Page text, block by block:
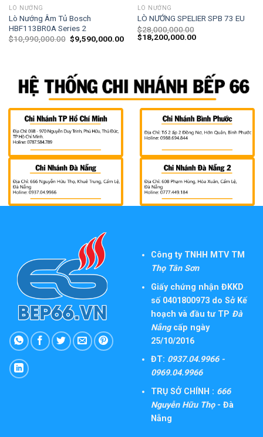
LÒ NƯỚNG
Lò Nướng Âm Tủ Bosch
HBF113BR0A Series 2
$10,990,000.00 $9,590,000.00
LÒ NƯỚNG
LÒ NƯỚNG SPELIER SPB 73 EU
$28,000,000.00
$18,200,000.00
Công ty TNHH MTV TM
Thọ Tân Sơn
Giấy chứng nhận ĐKKD
số 0401800973 do Sở Kế
hoạch và đầu tư TP Đà
Nẵngcấp ngày
25/10/2016
ĐT: 0937.04.9966 -
0969.04.9966
TRỤ SỞ CHÍNH : 666
Nguyễn Hữu Thọ- Đà
Nẵng